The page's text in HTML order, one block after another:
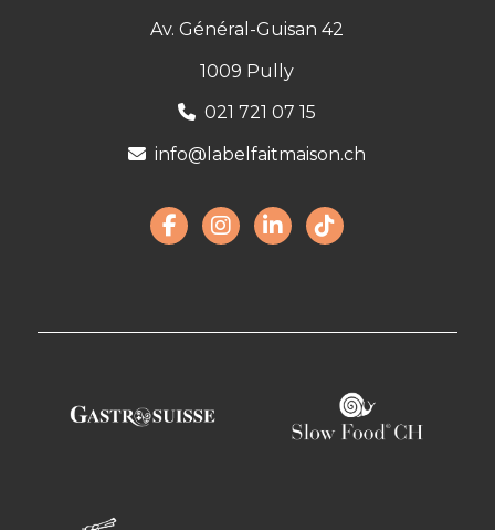
Av. Général-Guisan 42
1009 Pully
021 721 07 15
info@labelfaitmaison.ch